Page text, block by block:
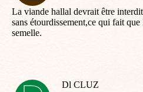
La viande hallal devrait être
sans étourdissement,ce qui fait
semelle.
Dl CLUZ